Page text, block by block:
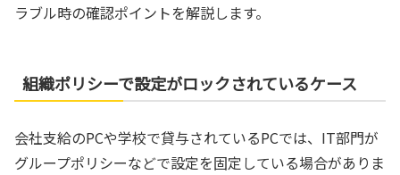
ラブル時の確認ポイントを解説します。
組織ポリシーで設定がロックされているケース
会社支給のPCや学校で貸与されているPCでは、IT部門が
グループポリシーなどで設定を固定している場合がありま